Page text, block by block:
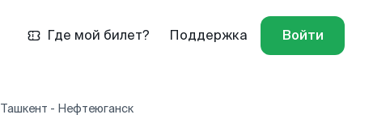
Где мой билет? Поддержка Войти
- Нефтеюганск